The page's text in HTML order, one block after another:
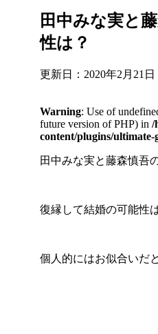
田中みな実と
性は？
更新日： 2020年2月21日
Warning: Use of
future version of PHP) in /
content/plugins/ultimate-
田中みな実と藤森慎吾
復縁して結婚の可能性
個人的にはお似合いだ